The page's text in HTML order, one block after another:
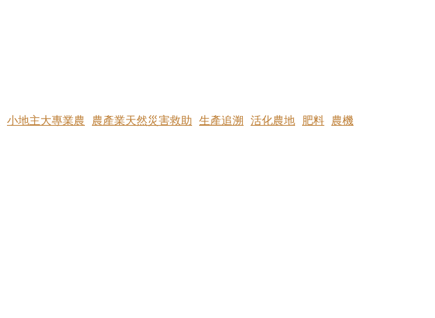
小地主大專業農 農產業天然災害救助 生產追溯 活化農地 肥料 農機